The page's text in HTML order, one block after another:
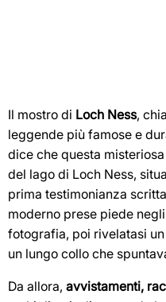
Il mostro di Loch Ness,
leggende più famose e
dice che questa
del lago di Loch Ness,
prima testimonianza
moderno prese piede
fotografia, poi rivelatasi
un lungo collo che
Da allora, avvistamenti,